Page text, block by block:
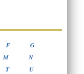
F
G
M
N
T
U